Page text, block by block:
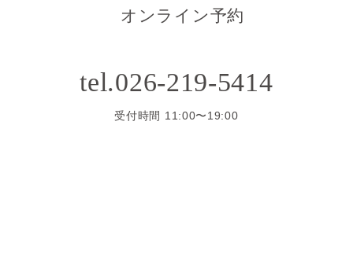
オンライン予約
tel.026-219-5414
受付時間 11:00〜19:00